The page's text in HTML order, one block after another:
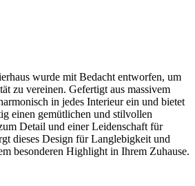
wurde mit Bedacht entworfen, um
zu vereinen. Gefertigt aus massivem
in jedes Interieur ein und bietet
einen gemütlichen und stilvollen
Detail und einer Leidenschaft für
dieses Design für Langlebigkeit und
besonderen Highlight in Ihrem Zuhause.